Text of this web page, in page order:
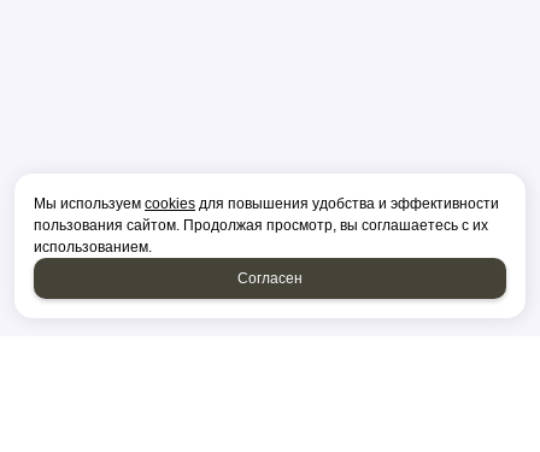
Мы используем cookies для повышения удобства и эффективности
пользования сайтом. Продолжая просмотр, вы соглашаетесь с их
использованием.
Согласен